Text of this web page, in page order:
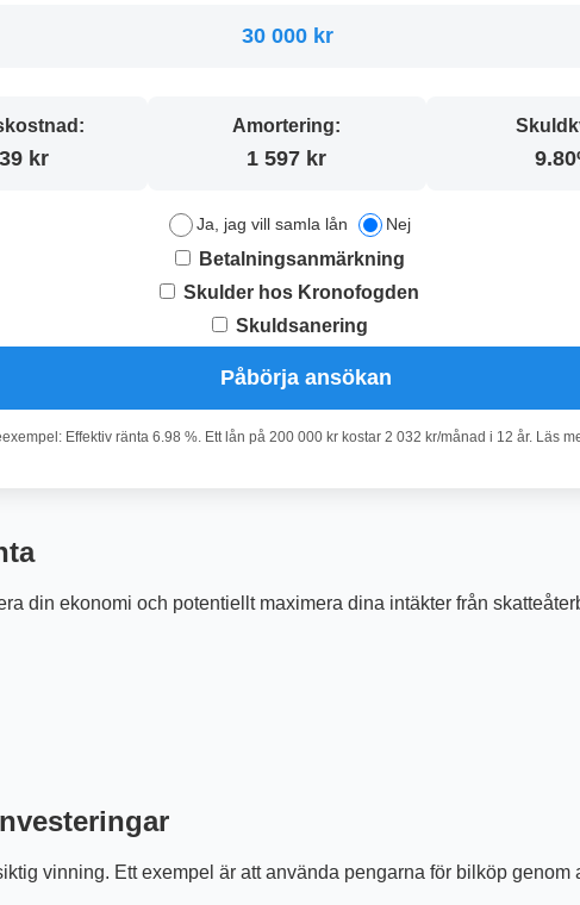
30 000 kr
kr
Amortering:
1 597 kr
Ja, jag vill samla lån Nej
Betalningsanmärkning
Skulder hos Kronofogden
Skuldsanering
Påbörja ansökan
Effektiv ränta 6.98 %. Ett lån på 200 000 kr kostar 2 032 kr/månad i 12 år. Läs
din ekonomi och potentiellt maximera dina intäkter från
vinning. Ett exempel är att använda pengarna för bilköp genom